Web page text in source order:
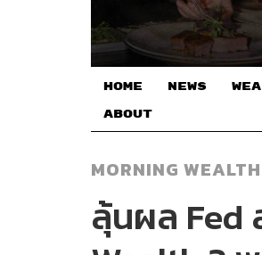
HOME NEWS
ABOUT
MORNING WEALTH
ลุ้นผล Fed